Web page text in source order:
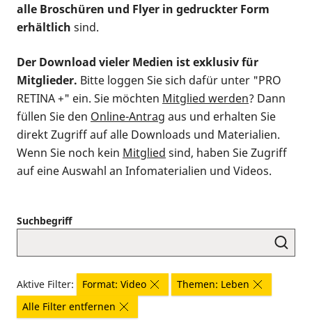
alle Broschüren und Flyer in gedruckter Form
erhältlich sind.
Der Download vieler Medien ist exklusiv für
Mitglieder. Bitte loggen Sie sich dafür unter "PRO
RETINA +" ein. Sie möchten Mitglied werden? Dann
füllen Sie den Online-Antrag aus und erhalten Sie
direkt Zugriff auf alle Downloads und Materialien.
Wenn Sie noch kein Mitglied sind, haben Sie Zugriff
auf eine Auswahl an Infomaterialien und Videos.
Suchbegriff
Aktive Filter: Format: Video
Themen: Leben
Alle Filter entfernen